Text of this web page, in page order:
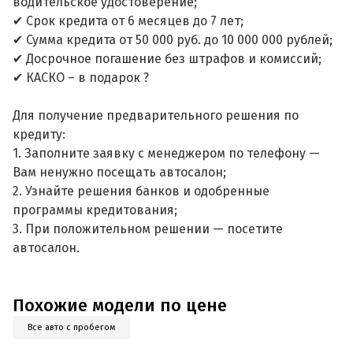
✔ Срок кредита от 6 месяцев до 7 лет;
✔ Сумма кредита от 50 000 руб. до 10 000 000 рублей;
✔ Досрочное погашение без штрафов и комиссий;
✔ КАСКО – в подарок ?
Для получение предварительного решения по
кредиту:
1. Заполните заявку с менеджером по телефону —
Вам ненужно посещать автосалон;
2. Узнайте решения банков и одобренные
программы кредитования;
3. При положительном решении — посетите
автосалон.
Похожие модели по цене
Все авто с пробегом